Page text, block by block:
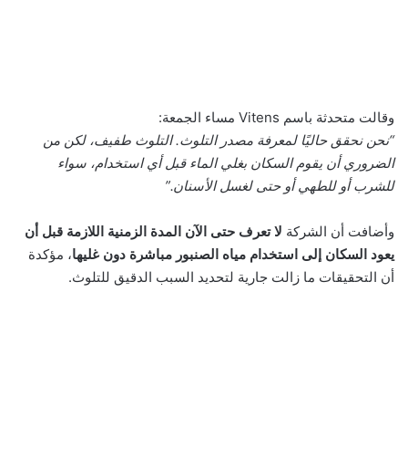
وقالت متحدثة باسم Vitens مساء الجمعة:
“نحن نحقق حاليًا لمعرفة مصدر التلوث. التلوث طفيف، لكن من
الضروري أن يقوم السكان بغلي الماء قبل أي استخدام، سواء
للشرب أو للطهي أو حتى لغسل الأسنان.”
وأضافت أن الشركة لا تعرف حتى الآن المدة الزمنية اللازمة قبل أن
يعود السكان إلى استخدام مياه الصنبور مباشرة دون غليها، مؤكدة
أن التحقيقات ما زالت جارية لتحديد السبب الدقيق للتلوث.